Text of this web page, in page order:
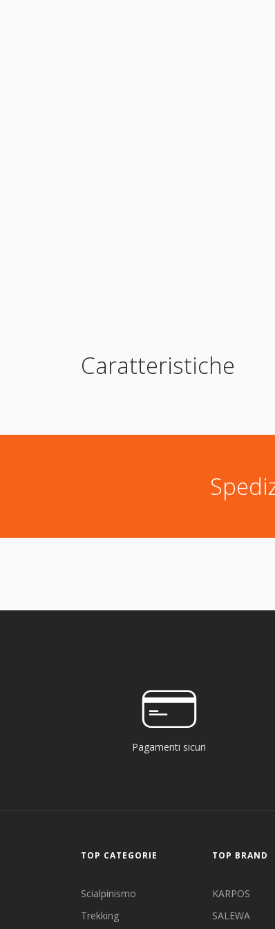
Caratteristiche
Pagamenti sicuri
TOP CATEGORIE
Scialpinismo
Trekking
TOP BRAND
KARPOS
SALEWA